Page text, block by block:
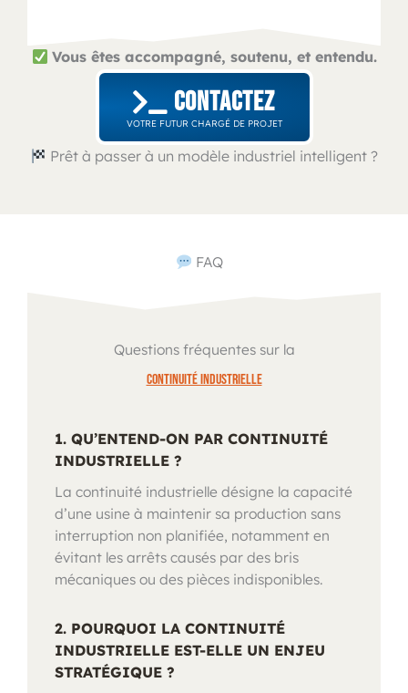
Vous êtes accompagné, soutenu, et entendu.
CONTACTEZ
VOTRE FUTUR CHARGÉ DE PROJET
Prêt à passer à un modèle industriel intelligent ?
FAQ
Questions fréquentes sur la
continuité industrielle
1. QU’ENTEND-ON PAR CONTINUITÉ
INDUSTRIELLE ?
La continuité industrielle désigne la capacité
d’une usine à maintenir sa production sans
interruption non planifiée, notamment en
évitant les arrêts causés par des bris
mécaniques ou des pièces indisponibles.
2. POURQUOI LA CONTINUITÉ
INDUSTRIELLE EST-ELLE UN ENJEU
STRATÉGIQUE ?